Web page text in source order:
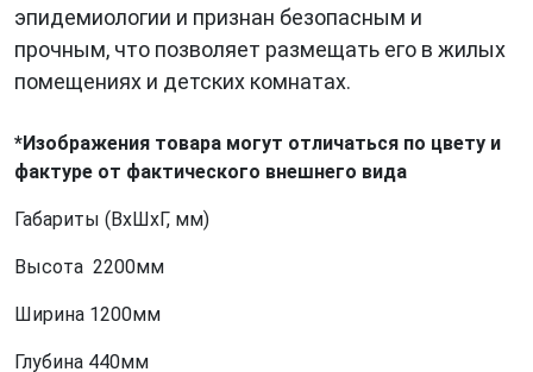
эпидемиологии и признан безопасным и
прочным, что позволяет размещать его в жилых
помещениях и детских комнатах.
*Изображения товара могут отличаться по цвету и
фактуре от фактического внешнего вида
Габариты (ВхШхГ, мм)
Высота 2200мм
Ширина 1200мм
Глубина 440мм